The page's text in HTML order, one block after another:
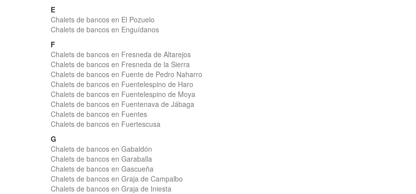
E
Chalets de bancos en El Pozuelo
Chalets de bancos en Enguídanos
F
Chalets de bancos en Fresneda de Altarejos
Chalets de bancos en Fresneda de la Sierra
Chalets de bancos en Fuente de Pedro Naharro
Chalets de bancos en Fuentelespino de Haro
Chalets de bancos en Fuentelespino de Moya
Chalets de bancos en Fuentenava de Jábaga
Chalets de bancos en Fuentes
Chalets de bancos en Fuertescusa
G
Chalets de bancos en Gabaldón
Chalets de bancos en Garaballa
Chalets de bancos en Gascueña
Chalets de bancos en Graja de Campalbo
Chalets de bancos en Graja de Iniesta